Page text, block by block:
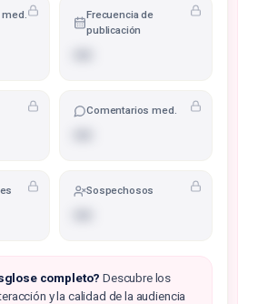
Frecuencia de
publicación
Comentarios med.
Sospechosos
completo? Descubre los
y la calidad de la audiencia